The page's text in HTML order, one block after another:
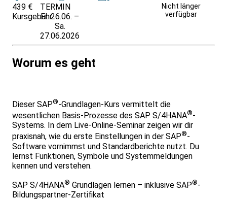
439 €
Kursgebühr
TERMIN
Fr. 26.06. –
Sa.
27.06.2026
Nicht länger
verfügbar
Worum es geht
Dieser SAP®-Grundlagen-Kurs vermittelt die
wesentlichen Basis-Prozesse des SAP S/4HANA®-
Systems. In dem Live-Online-Seminar zeigen wir dir
praxisnah, wie du erste Einstellungen in der SAP®-
Software vornimmst und Standardberichte nutzt. Du
lernst Funktionen, Symbole und Systemmeldungen
kennen und verstehen.
SAP S/4HANA® Grundlagen lernen – inklusive SAP®-
Bildungspartner-Zertifikat